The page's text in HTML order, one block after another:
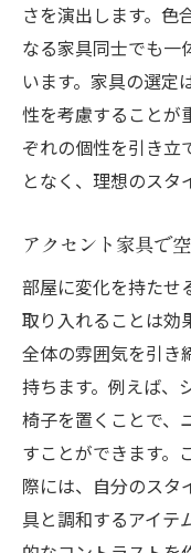
さを演出します。色
なる家具同士でも一
います。家具の選定
性を考慮することが
ぞれの個性を引き立
となく、理想のスタ
アクセント家具で
部屋に変化を持たせ
取り入れることは効
全体の雰囲気を引き
持ちます。例えば、
椅子を置くことで、
すことができます。
際には、自分のスタ
具と調和するアイテ